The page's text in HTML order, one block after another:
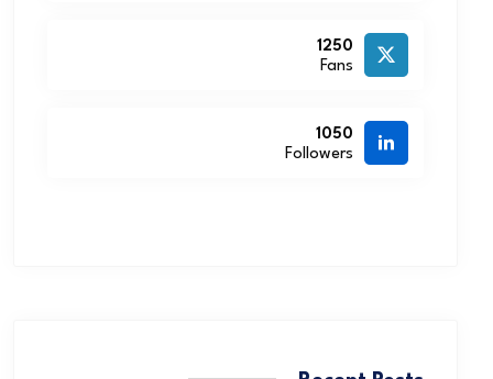
1250
Fans
1050
Followers